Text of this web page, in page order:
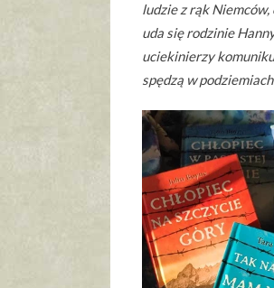
ludzie z rąk
uda się rodzinie
uciekinierzy
spędzą w